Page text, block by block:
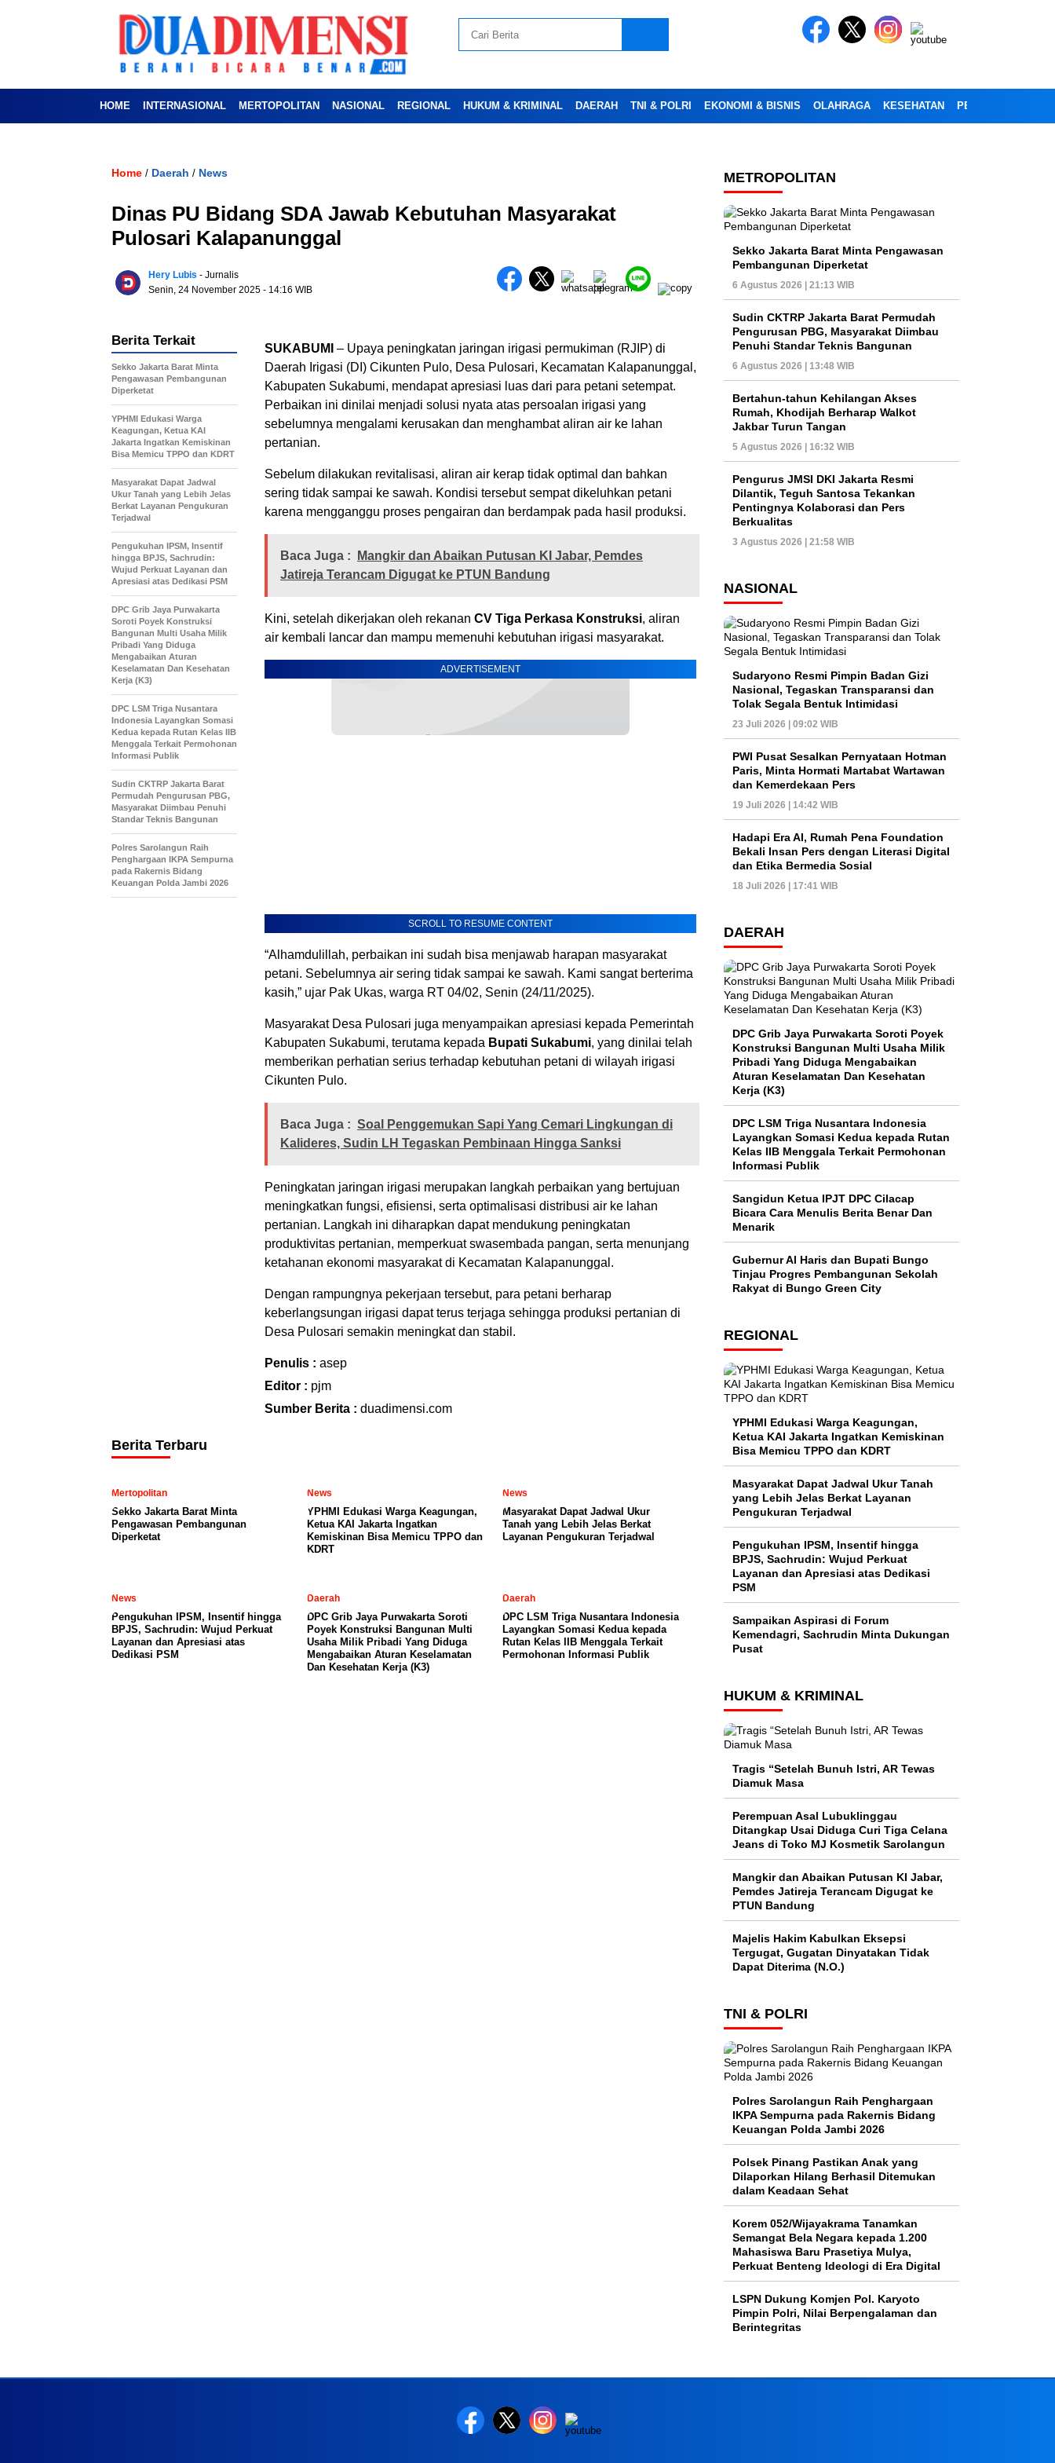
HOME INTERNASIONAL MERTOPOLITAN NASIONAL REGIONAL HUKUM & KRIMINAL DAERAH TNI & POLRI EKONOMI & BISNIS OLAHRAGA KESEHATAN PENDIDIKAN
Home / Daerah / News
Dinas PU Bidang SDA Jawab Kebutuhan Masyarakat
Pulosari Kalapanunggal
Hery Lubis - Jurnalis
Senin, 24 November 2025 - 14:16 WIB
SUKABUMI – Upaya peningkatan jaringan irigasi permukiman (RJIP) di
Daerah Irigasi (DI) Cikunten Pulo, Desa Pulosari, Kecamatan Kalapanunggal,
Kabupaten Sukabumi, mendapat apresiasi luas dari para petani setempat.
Perbaikan ini dinilai menjadi solusi nyata atas persoalan irigasi yang
sebelumnya mengalami kerusakan dan menghambat aliran air ke lahan
pertanian.
Sebelum dilakukan revitalisasi, aliran air kerap tidak optimal dan bahkan
sering tidak sampai ke sawah. Kondisi tersebut sempat dikeluhkan petani
karena mengganggu proses pengairan dan berdampak pada hasil produksi.
Baca Juga :
Mangkir dan Abaikan Putusan KI Jabar, Pemdes
Jatireja Terancam Digugat ke PTUN Bandung
Kini, setelah dikerjakan oleh rekanan CV Tiga Perkasa Konstruksi, aliran
air kembali lancar dan mampu memenuhi kebutuhan irigasi masyarakat.
ADVERTISEMENT
SCROLL TO RESUME CONTENT
“Alhamdulillah, perbaikan ini sudah bisa menjawab harapan masyarakat
petani. Sebelumnya air sering tidak sampai ke sawah. Kami sangat berterima
kasih,” ujar Pak Ukas, warga RT 04/02, Senin (24/11/2025).
Masyarakat Desa Pulosari juga menyampaikan apresiasi kepada Pemerintah
Kabupaten Sukabumi, terutama kepada Bupati Sukabumi, yang dinilai telah
memberikan perhatian serius terhadap kebutuhan petani di wilayah irigasi
Cikunten Pulo.
Baca Juga : Soal Penggemukan Sapi Yang Cemari Lingkungan di
Kalideres, Sudin LH Tegaskan Pembinaan Hingga Sanksi
Peningkatan jaringan irigasi merupakan langkah perbaikan yang bertujuan
meningkatkan fungsi, efisiensi, serta optimalisasi distribusi air ke lahan
pertanian. Langkah ini diharapkan dapat mendukung peningkatan
produktivitas pertanian, memperkuat swasembada pangan, serta menunjang
ketahanan ekonomi masyarakat di Kecamatan Kalapanunggal.
Dengan rampungnya pekerjaan tersebut, para petani berharap
keberlangsungan irigasi dapat terus terjaga sehingga produksi pertanian di
Desa Pulosari semakin meningkat dan stabil.
Penulis : asep
Editor : pjm
Sumber Berita : duadimensi.com
Berita Terkait
Sekko Jakarta Barat Minta
Pengawasan Pembangunan
Diperketat
YPHMI Edukasi Warga
Keagungan, Ketua KAI
Jakarta Ingatkan Kemiskinan
Bisa Memicu TPPO dan KDRT
Masyarakat Dapat Jadwal
Ukur Tanah yang Lebih Jelas
Berkat Layanan Pengukuran
Terjadwal
Pengukuhan IPSM, Insentif
hingga BPJS, Sachrudin:
Wujud Perkuat Layanan dan
Apresiasi atas Dedikasi PSM
DPC Grib Jaya Purwakarta
Soroti Poyek Konstruksi
Bangunan Multi Usaha Milik
Pribadi Yang Diduga
Mengabaikan Aturan
Keselamatan Dan Kesehatan
Kerja (K3)
DPC LSM Triga Nusantara
Indonesia Layangkan Somasi
Kedua kepada Rutan Kelas IIB
Menggala Terkait Permohonan
Informasi Publik
Sudin CKTRP Jakarta Barat
Permudah Pengurusan PBG,
Masyarakat Diimbau Penuhi
Standar Teknis Bangunan
Polres Sarolangun Raih
Penghargaan IKPA Sempurna
pada Rakernis Bidang
Keuangan Polda Jambi 2026
Berita Terbaru
Mertopolitan
Sekko Jakarta Barat Minta
Pengawasan Pembangunan
Diperketat
News
YPHMI Edukasi Warga Keagungan,
Ketua KAI Jakarta Ingatkan
Kemiskinan Bisa Memicu TPPO dan
KDRT
News
Masyarakat Dapat Jadwal Ukur
Tanah yang Lebih Jelas Berkat
Layanan Pengukuran Terjadwal
News
Pengukuhan IPSM, Insentif hingga
BPJS, Sachrudin: Wujud Perkuat
Layanan dan Apresiasi atas
Dedikasi PSM
Daerah
DPC Grib Jaya Purwakarta Soroti
Poyek Konstruksi Bangunan Multi
Usaha Milik Pribadi Yang Diduga
Mengabaikan Aturan Keselamatan
Dan Kesehatan Kerja (K3)
Daerah
DPC LSM Triga Nusantara Indonesia
Layangkan Somasi Kedua kepada
Rutan Kelas IIB Menggala Terkait
Permohonan Informasi Publik
METROPOLITAN
Sekko Jakarta Barat Minta Pengawasan
Pembangunan Diperketat
6 Agustus 2026 | 21:13 WIB
Sudin CKTRP Jakarta Barat Permudah
Pengurusan PBG, Masyarakat Diimbau
Penuhi Standar Teknis Bangunan
6 Agustus 2026 | 13:48 WIB
Bertahun-tahun Kehilangan Akses
Rumah, Khodijah Berharap Walkot
Jakbar Turun Tangan
5 Agustus 2026 | 16:32 WIB
Pengurus JMSI DKI Jakarta Resmi
Dilantik, Teguh Santosa Tekankan
Pentingnya Kolaborasi dan Pers
Berkualitas
3 Agustus 2026 | 21:58 WIB
NASIONAL
Sudaryono Resmi Pimpin Badan Gizi
Nasional, Tegaskan Transparansi dan
Tolak Segala Bentuk Intimidasi
23 Juli 2026 | 09:02 WIB
PWI Pusat Sesalkan Pernyataan Hotman
Paris, Minta Hormati Martabat Wartawan
dan Kemerdekaan Pers
19 Juli 2026 | 14:42 WIB
Hadapi Era AI, Rumah Pena Foundation
Bekali Insan Pers dengan Literasi Digital
dan Etika Bermedia Sosial
18 Juli 2026 | 17:41 WIB
DAERAH
DPC Grib Jaya Purwakarta Soroti Poyek
Konstruksi Bangunan Multi Usaha Milik
Pribadi Yang Diduga Mengabaikan
Aturan Keselamatan Dan Kesehatan
Kerja (K3)
DPC LSM Triga Nusantara Indonesia
Layangkan Somasi Kedua kepada Rutan
Kelas IIB Menggala Terkait Permohonan
Informasi Publik
Sangidun Ketua IPJT DPC Cilacap
Bicara Cara Menulis Berita Benar Dan
Menarik
​Gubernur Al Haris dan Bupati Bungo
Tinjau Progres Pembangunan Sekolah
Rakyat di Bungo Green City
REGIONAL
YPHMI Edukasi Warga Keagungan,
Ketua KAI Jakarta Ingatkan Kemiskinan
Bisa Memicu TPPO dan KDRT
Masyarakat Dapat Jadwal Ukur Tanah
yang Lebih Jelas Berkat Layanan
Pengukuran Terjadwal
Pengukuhan IPSM, Insentif hingga
BPJS, Sachrudin: Wujud Perkuat
Layanan dan Apresiasi atas Dedikasi
PSM
Sampaikan Aspirasi di Forum
Kemendagri, Sachrudin Minta Dukungan
Pusat
HUKUM & KRIMINAL
Tragis “Setelah Bunuh Istri, AR Tewas
Diamuk Masa
Perempuan Asal Lubuklinggau
Ditangkap Usai Diduga Curi Tiga Celana
Jeans di Toko MJ Kosmetik Sarolangun
Mangkir dan Abaikan Putusan KI Jabar,
Pemdes Jatireja Terancam Digugat ke
PTUN Bandung
Majelis Hakim Kabulkan Eksepsi
Tergugat, Gugatan Dinyatakan Tidak
Dapat Diterima (N.O.)
TNI & POLRI
Polres Sarolangun Raih Penghargaan
IKPA Sempurna pada Rakernis Bidang
Keuangan Polda Jambi 2026
Polsek Pinang Pastikan Anak yang
Dilaporkan Hilang Berhasil Ditemukan
dalam Keadaan Sehat
Korem 052/Wijayakrama Tanamkan
Semangat Bela Negara kepada 1.200
Mahasiswa Baru Prasetiya Mulya,
Perkuat Benteng Ideologi di Era Digital
LSPN Dukung Komjen Pol. Karyoto
Pimpin Polri, Nilai Berpengalaman dan
Berintegritas